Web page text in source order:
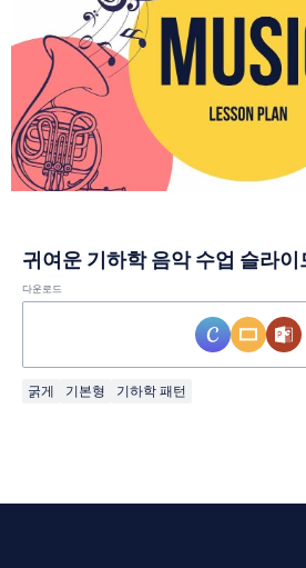
귀여운 기하학 음악 수업 슬라이
다운로드
굵게 기본형 기하학 패턴